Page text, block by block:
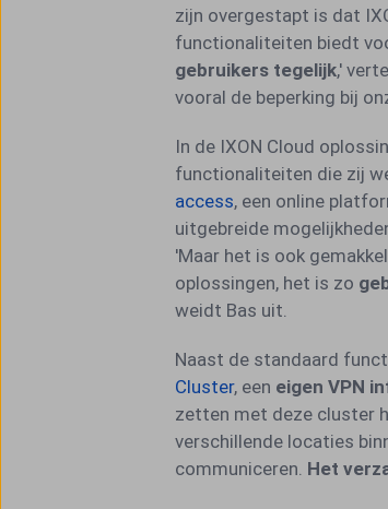
zijn overgestapt is dat
functionaliteiten biedt
gebruikers tegelijk,'
vooral de beperking bij
In de IXON Cloud
functionaliteiten die zij
access, een online
uitgebreide
'Maar het is ook
oplossingen, het is zo
weidt Bas uit.
Naast de standaard
Cluster, een eigen VPN
zetten met deze cluster
verschillende locaties
communiceren. Het